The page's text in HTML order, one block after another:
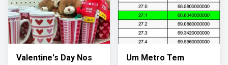
Valentine's Day Nos Um Metro Tem